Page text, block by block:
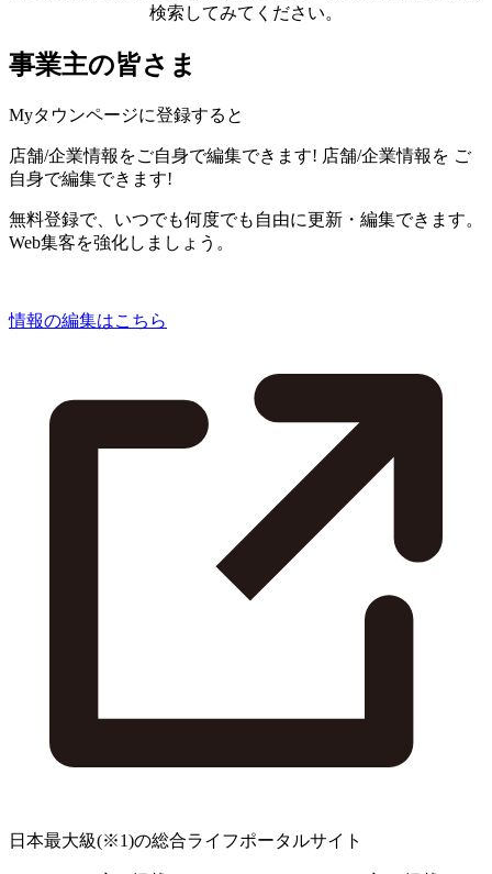
検索してみてください。
事業主の皆さま
Myタウンページに登録すると
店舗/企業情報をご自身で編集できます! 店舗/企業情報を ご
自身で編集できます!
無料登録で、いつでも何度でも自由に更新・編集できます。
Web集客を強化しましょう。
情報の編集はこちら
日本最大級(※1)の総合ライフポータルサイト